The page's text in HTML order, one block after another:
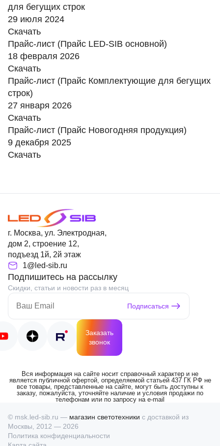
для бегущих строк
29 июля 2024
Скачать
Прайс-лист (Прайс LED-SIB основной)
18 февраля 2026
Скачать
Прайс-лист (Прайс Комплектующие для бегущих
строк)
27 января 2026
Скачать
Прайс-лист (Прайс Новогодняя продукция)
9 декабря 2025
Скачать
г. Москва, ул. Электродная,
дом 2, строение 12,
подъезд 1й, 2й этаж
1@led-sib.ru
Подпишитесь на рассылку
Скидки, статьи и новости раз в месяц
Подписаться
Заказать
звонок
Вся информация на сайте носит справочный характер и не
является публичной офертой, определяемой статьей 437 ГК РФ не
все товары, представленные на сайте, могут быть доступны к
заказу, пожалуйста, уточняйте наличие и условия продажи по
телефонам или по запросу на e-mail
© msk.led-sib.ru — магазин светотехники с доставкой из
Москвы, 2012 — 2026
Политика конфиденциальности